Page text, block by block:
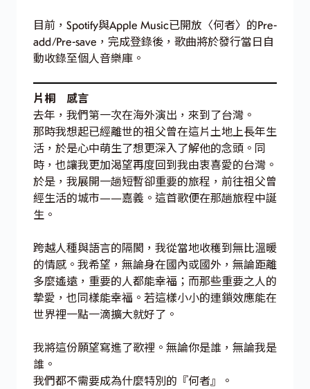
目前，Spotify與Apple Music已開放〈何者〉的Pre-
add/Pre-save，完成登錄後，歌曲將於發行當日自
動收錄至個人音樂庫。
片桐 感言
去年，我們第一次在海外演出，來到了台灣。
那時我想起已經離世的祖父曾在這片土地上長年生
活，於是心中萌生了想更深入了解他的念頭。同
時，也讓我更加渴望再度回到我由衷喜愛的台灣。
於是，我展開一趟短暫卻重要的旅程，前往祖父曾
經生活的城市——嘉義。這首歌便在那趟旅程中誕
生。
跨越人種與語言的隔閡，我從當地收穫到無比溫暖
的情感。我希望，無論身在國內或國外，無論距離
多麼遙遠，重要的人都能幸福；而那些重要之人的
摯愛，也同樣能幸福。若這樣小小的連鎖效應能在
世界裡一點一滴擴大就好了。
我將這份願望寫進了歌裡。無論你是誰，無論我是
誰。
我們都不需要成為什麼特別的『何者』。